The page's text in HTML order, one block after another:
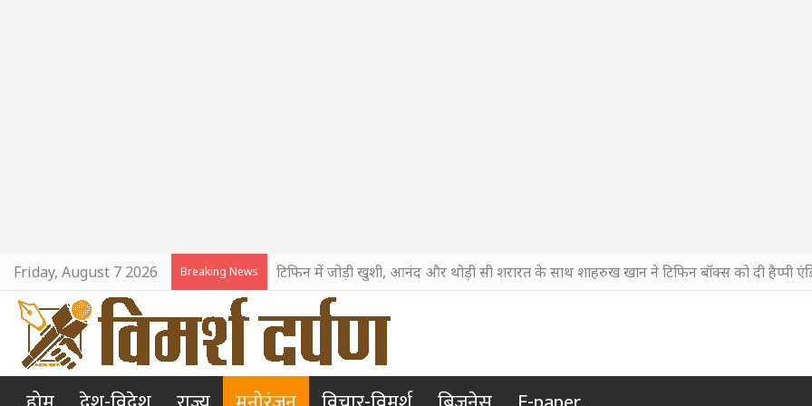
Friday, August 7 2026 Breaking News टिफिन में जोड़ी खुशी, आनंद और थोड़ी सी शरारत के साथ शाहरुख खान ने टिफिन बॉक्स को दी हैप्पी